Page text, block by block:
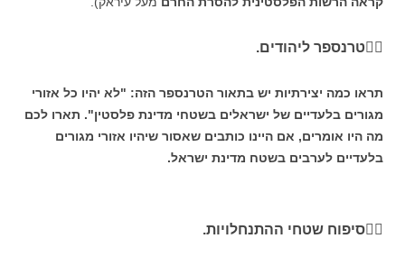
טרנספר ליהודים.
תראו כמה יצירתיות יש בתאור הטרנספר הזה: "לא יהיו כל אזורי
מגורים בלעדיים של ישראלים בשטחי מדינת פלסטין". תארו לכם
מה היו אומרים, אם היינו כותבים שאסור שיהיו אזורי מגורים
בלעדיים לערבים בשטח מדינת ישראל.
סיפוח שטחי ההתנחלויות.